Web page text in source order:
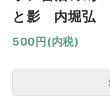
と影 内堀弘
500円(内税)